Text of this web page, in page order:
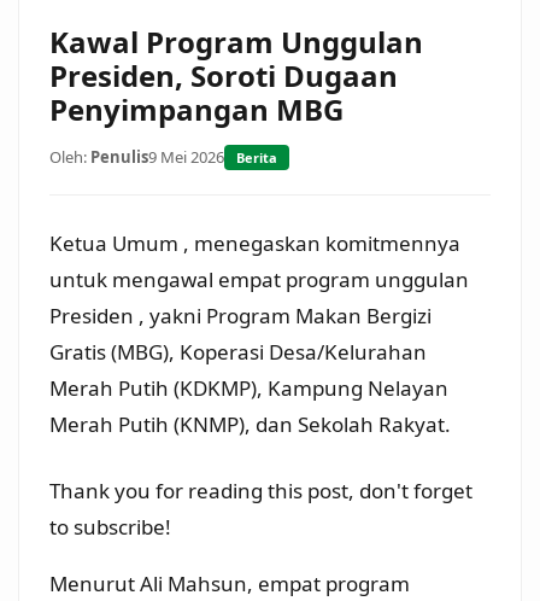
Kawal Program Unggulan
Presiden, Soroti Dugaan
Penyimpangan MBG
Oleh: Penulis9 Mei 2026 Berita
Ketua Umum , menegaskan komitmennya
untuk mengawal empat program unggulan
Presiden , yakni Program Makan Bergizi
Gratis (MBG), Koperasi Desa/Kelurahan
Merah Putih (KDKMP), Kampung Nelayan
Merah Putih (KNMP), dan Sekolah Rakyat.
Thank you for reading this post, don't forget
to subscribe!
Menurut Ali Mahsun, empat program